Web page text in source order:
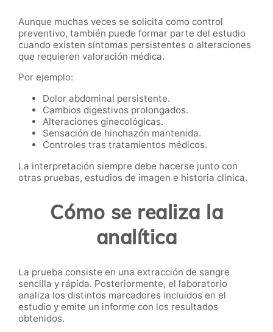
Aunque muchas veces se solicita como control
preventivo, también puede formar parte del estudio
cuando existen síntomas persistentes o alteraciones
que requieren valoración médica.
Por ejemplo:
Dolor abdominal persistente.
Cambios digestivos prolongados.
Alteraciones ginecológicas.
Sensación de hinchazón mantenida.
Controles tras tratamientos médicos.
La interpretación siempre debe hacerse junto con
otras pruebas, estudios de imagen e historia clínica.
Cómo se realiza la
analítica
La prueba consiste en una extracción de sangre
sencilla y rápida. Posteriormente, el laboratorio
analiza los distintos marcadores incluidos en el
estudio y emite un informe con los resultados
obtenidos.